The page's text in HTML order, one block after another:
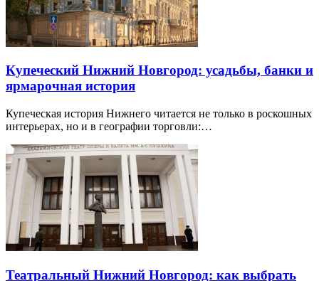
Купеческий Нижний Новгород: усадьбы, банки и
ярмарочная история
Купеческая история Нижнего читается не только в роскошных
интерьерах, но и в географии торговли:…
Театральный Нижний Новгород: как выбрать